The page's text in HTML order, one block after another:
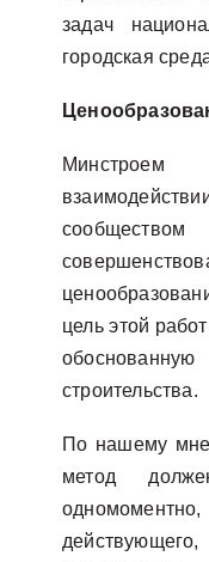
задач
городская
сообществом
цель этой
строительства.
По нашему
метод
действующего,